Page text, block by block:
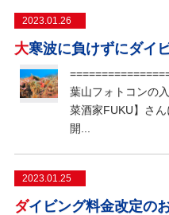
2023.01.26
大寒波に負けずにダイ
葉山フォトコンの
菜酒家FUKU】さ
開...
2023.01.25
ダイビング料金改定の